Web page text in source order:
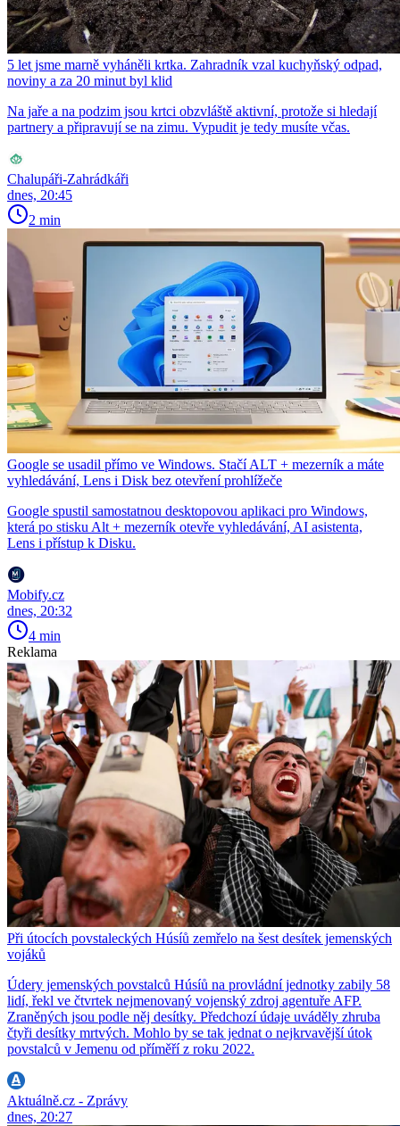
5 let jsme marně vyháněli krtka. Zahradník vzal kuchyňský odpad,
noviny a za 20 minut byl klid
Na jaře a na podzim jsou krtci obzvláště aktivní, protože si hledají
partnery a připravují se na zimu. Vypudit je tedy musíte včas.
Chalupáři-Zahrádkáři
dnes, 20:45
2 min
Google se usadil přímo ve Windows. Stačí ALT + mezerník a máte
vyhledávání, Lens i Disk bez otevření prohlížeče
Google spustil samostatnou desktopovou aplikaci pro Windows,
která po stisku Alt + mezerník otevře vyhledávání, AI asistenta,
Lens i přístup k Disku.
Mobify.cz
dnes, 20:32
4 min
Reklama
Při útocích povstaleckých Húsíů zemřelo na šest desítek jemenských
vojáků
Údery jemenských povstalců Húsíů na provládní jednotky zabily 58
lidí, řekl ve čtvrtek nejmenovaný vojenský zdroj agentuře AFP.
Zraněných jsou podle něj desítky. Předchozí údaje uváděly zhruba
čtyři desítky mrtvých. Mohlo by se tak jednat o nejkrvavější útok
povstalců v Jemenu od příměří z roku 2022.
Aktuálně.cz - Zprávy
dnes, 20:27